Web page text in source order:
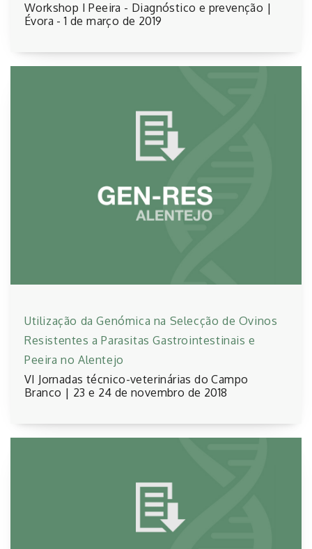
Workshop I Peeira - Diagnóstico e prevenção |
Évora - 1 de março de 2019
Utilização da Genómica na Selecção de Ovinos
Resistentes a Parasitas Gastrointestinais e
Peeira no Alentejo
VI Jornadas técnico-veterinárias do Campo
Branco | 23 e 24 de novembro de 2018